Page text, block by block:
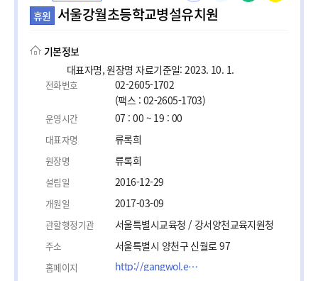
휴원 서울강월초등학교병설유치원
기본정보
대표자명, 원장명 자료기준일: 2023. 10. 1.
전화번호
02-2605-1702
(팩스 : 02-2605-1703)
운영시간 07 : 00 ~ 19 : 00
대표자명 류록희
원장명 류록희
설립일 2016-12-29
개원일 2017-03-09
관할행정기관 서울특별시교육청 / 강서양천교육지원청
주소 서울특별시 양천구 신월로 97
홈페이지 http://gangwol.es.kr/